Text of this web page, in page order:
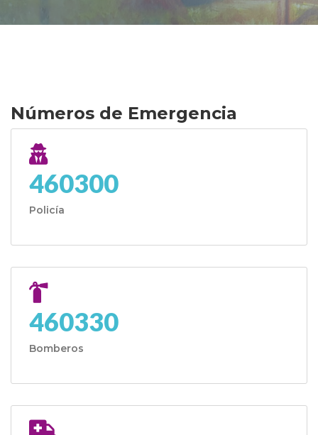
Números de Emergencia
460300
Policía
460330
Bomberos